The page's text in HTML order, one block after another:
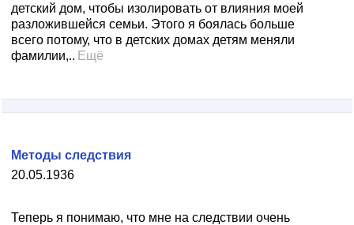
детский дом, чтобы изолировать от влияния моей
разложившейся семьи. Этого я боялась больше
всего потому, что в детских домах детям меняли
фамилии,.. Ещё
20.05.1936
Методы следствия
Теперь я понимаю, что мне на следствии очень